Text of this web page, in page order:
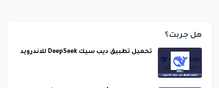
هل جربت؟
تحميل تطبيق ديب سيك DeepSeek للاندرويد